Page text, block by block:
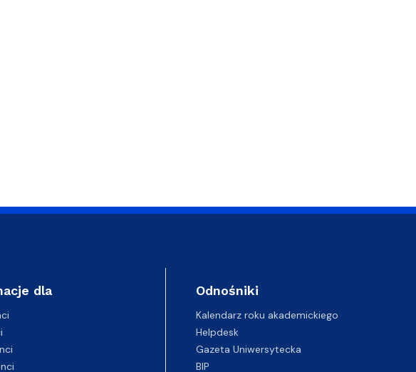
dla Odnośniki
Kalendarz roku akademickiego
Helpdesk
Gazeta Uniwersytecka
BIP